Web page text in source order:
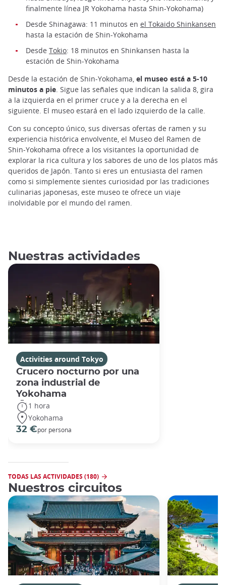
finalmente línea JR Yokohama hasta Shin-Yokohama)
Desde Shinagawa: 11 minutos en el Tokaido Shinkansen
hasta la estación de Shin-Yokohama
Desde Tokio: 18 minutos en Shinkansen hasta la
estación de Shin-Yokohama
Desde la estación de Shin-Yokohama, el museo está a 5-10
minutos a pie. Sigue las señales que indican la salida 8, gira
a la izquierda en el primer cruce y a la derecha en el
siguiente. El museo estará en el lado izquierdo de la calle.
Con su concepto único, sus diversas ofertas de ramen y su
experiencia histórica envolvente, el Museo del Ramen de
Shin-Yokohama ofrece a los visitantes la oportunidad de
explorar la rica cultura y los sabores de uno de los platos más
queridos de Japón. Tanto si eres un entusiasta del ramen
como si simplemente sientes curiosidad por las tradiciones
culinarias japonesas, este museo te ofrece un viaje
inolvidable por el mundo del ramen.
Nuestras actividades
Activities around Tokyo
Crucero nocturno por una
zona industrial de
Yokohama
1 hora
Yokohama
32 €por persona
TODAS LAS ACTIVIDADES (180)
Nuestros circuitos